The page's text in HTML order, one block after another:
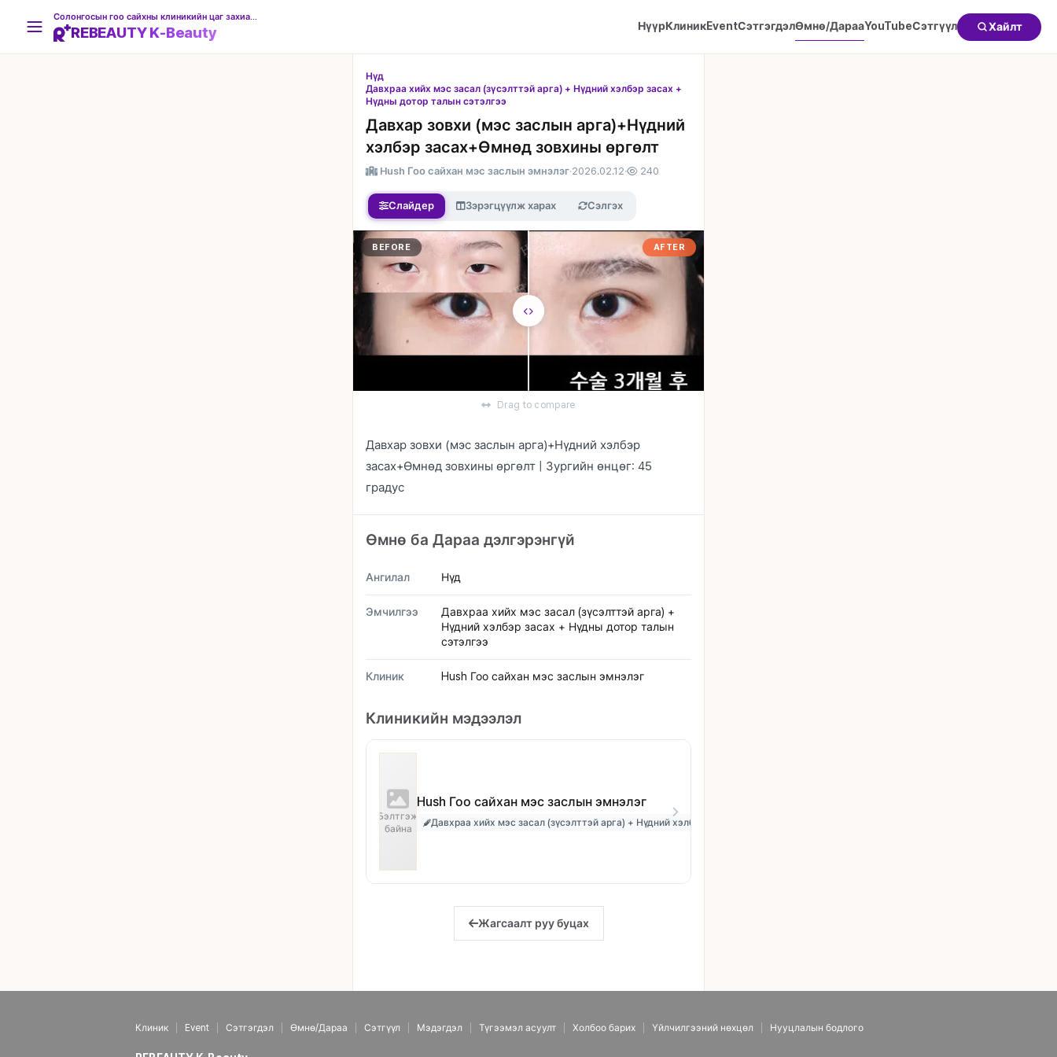
REBEAUTY K-Beauty НүүрКлиникEventСэтгэгдэлӨмнө/ДарааYouTubeСэтгүүл Хайлт
Нүд
Давхраа хийх мэс засал (зүсэлттэй арга) + Нүдний хэлбэр засах +
Нүдны дотор талын сэтэлгээ
Давхар зовхи (мэс заслын арга)+Нүдний
хэлбэр засах+Өмнөд зовхины өргөлт
Hush Гоо сайхан мэс заслын эмнэлэг·2026.02.12· 240
Слайдер Зэрэгцүүлж харах Сэлгэх
AFTER
BEFORE
Drag to compare
Давхар зовхи (мэс заслын арга)+Нүдний хэлбэр
засах+Өмнөд зовхины өргөлт | Зургийн өнцөг: 45
градус
Өмнө ба Дараа дэлгэрэнгүй
Ангилал Нүд
Эмчилгээ
Давхраа хийх мэс засал (зүсэлттэй арга) +
Нүдний хэлбэр засах + Нүдны дотор талын
сэтэлгээ
Клиник Hush Гоо сайхан мэс заслын эмнэлэг
Клиникийн мэдээлэл
Бэлтгэж
байна
Hush Гоо сайхан мэс заслын эмнэлэг
Давхраа хийх мэс засал (зүсэлттэй арга) + Нүдний хэлбэр засах + Нүдны дотор талын сэтэлгээ
Жагсаалт руу буцах
Клиник Event Сэтгэгдэл Өмнө/Дараа Сэтгүүл Мэдэгдэл Түгээмэл асуулт Холбоо барих Үйлчилгээний нөхцөл Нууцлалын бодлого